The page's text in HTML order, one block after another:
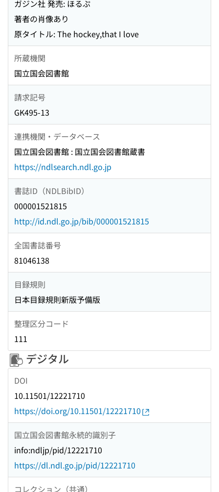
ガジン社 発売: ほるぷ
著者の肖像あり
原タイトル: The hockey,that I love
所蔵機関
国立国会図書館
請求記号
GK495-13
連携機関・データベース
国立国会図書館 : 国立国会図書館蔵書
https://ndlsearch.ndl.go.jp
書誌ID（NDLBibID）
000001521815
http://id.ndl.go.jp/bib/000001521815
全国書誌番号
81046138
目録規則
日本目録規則新版予備版
整理区分コード
111
デジタル
DOI
10.11501/12221710
https://doi.org/10.11501/12221710
国立国会図書館永続的識別子
info:ndljp/pid/12221710
https://dl.ndl.go.jp/pid/12221710
コレクション（共通）